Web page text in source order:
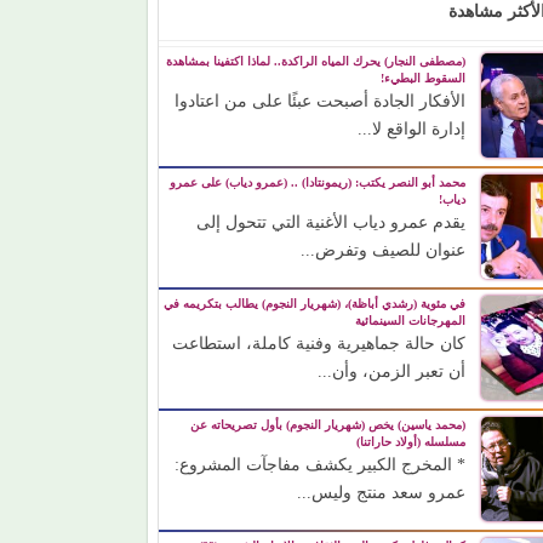
مشاهدة
(مصطفى النجار) يحرك المياه الراكدة.. لماذا اكتفينا بمشاهدة
السقوط البطيء!
الأفكار الجادة أصبحت عبئًا على من اعتادوا
إدارة الواقع لا...
محمد أبو النصر يكتب: (ريمونتادا) .. (عمرو دياب) على عمرو
دياب!
يقدم عمرو دياب الأغنية التي تتحول إلى
عنوان للصيف وتفرض...
في مئوية (رشدي أباظة)، (شهريار النجوم) يطالب بتكريمه في
المهرجانات السينمائية
كان حالة جماهيرية وفنية كاملة، استطاعت
أن تعبر الزمن، وأن...
(محمد ياسين) يخص (شهريار النجوم) بأول تصريحاته عن
مسلسله (أولاد حاراتنا)
* المخرج الكبير يكشف مفاجآت المشروع:
عمرو سعد منتج وليس...